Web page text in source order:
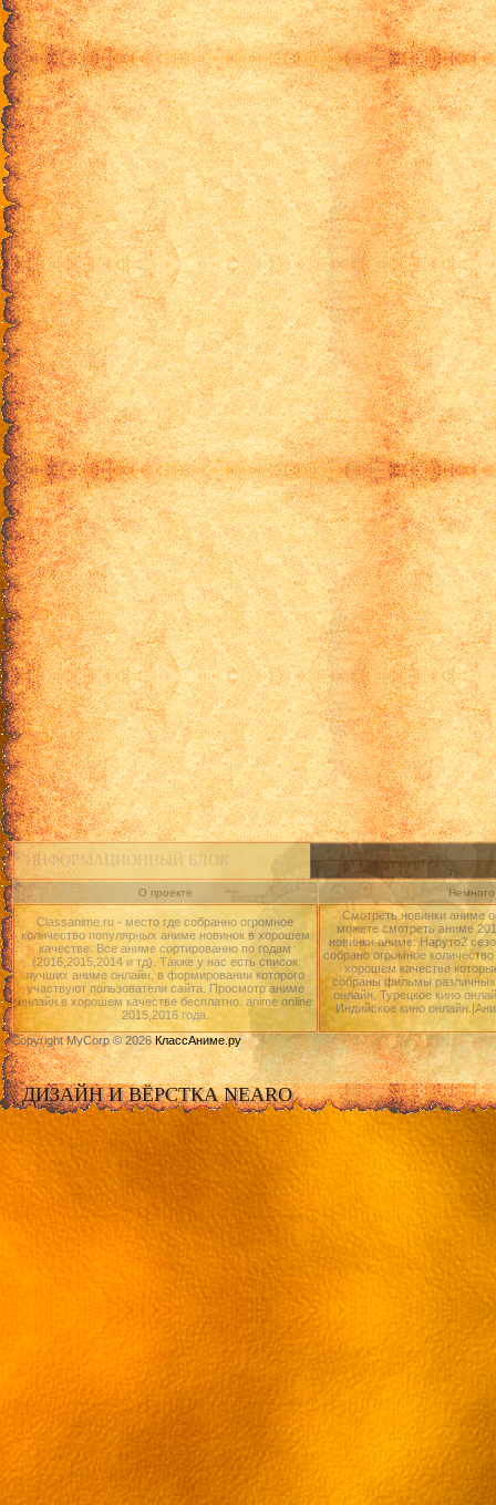
ИНФОРМАЦИОННЫЙ БЛОК
О проекте
Classanime.ru - место где собранно огромное
количество популярных аниме новинок в хорошем
качестве. Все аниме сортированно по годам
(2016,2015,2014 и тд). Также у нас есть список
лучших аниме онлайн, в формировании которого
участвуют пользователи сайта. Просмотр аниме
онлайн в хорошем качестве бесплатно. anime online
2015,2016 года.
Смотреть новинки аниме
можете смотреть аниме
новинки аниме: Наруто2
собрано огромное
хорошем качестве
собраны фильмы различных
онлайн, Турецкое кино
Индийское кино
Copyright MyCorp © 2026КлассАниме.ру
ДИЗАЙН И ВЁРСТКА NEARO